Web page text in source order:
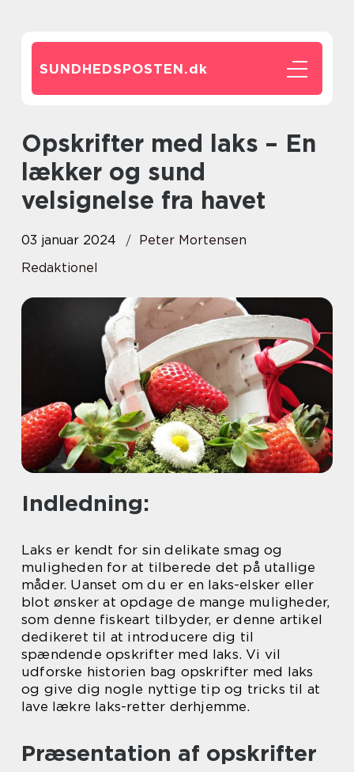
SUNDHEDSPOSTEN.dk
Opskrifter med laks – En
lækker og sund
velsignelse fra havet
03 januar 2024
Peter Mortensen
Redaktionel
Indledning:
Laks er kendt for sin delikate smag og
muligheden for at tilberede det på utallige
måder. Uanset om du er en laks-elsker eller
blot ønsker at opdage de mange muligheder,
som denne fiskeart tilbyder, er denne artikel
dedikeret til at introducere dig til
spændende opskrifter med laks. Vi vil
udforske historien bag opskrifter med laks
og give dig nogle nyttige tip og tricks til at
lave lækre laks-retter derhjemme.
Præsentation af opskrifter